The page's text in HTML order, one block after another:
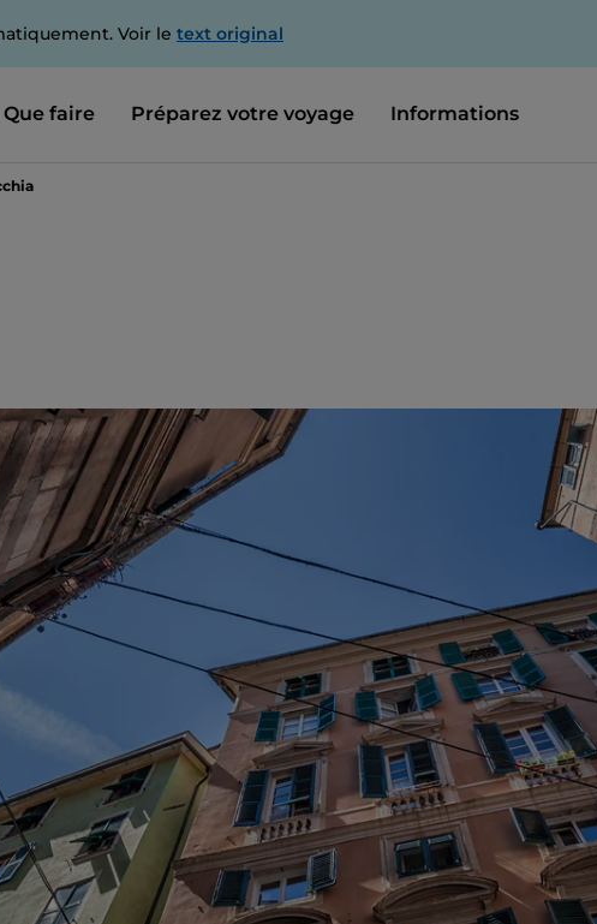
Voir le text original
Que faire Préparez votre voyage Informations